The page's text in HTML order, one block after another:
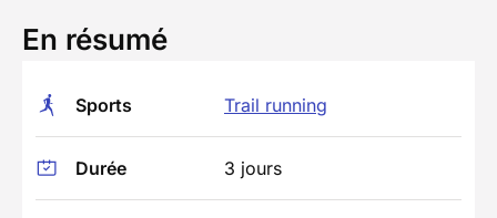
En résumé
Sports Trail running
Durée 3 jours